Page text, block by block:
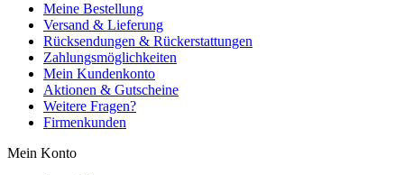
Meine Bestellung
Versand & Lieferung
Rücksendungen & Rückerstattungen
Zahlungsmöglichkeiten
Mein Kundenkonto
Aktionen & Gutscheine
Weitere Fragen?
Firmenkunden
Mein Konto